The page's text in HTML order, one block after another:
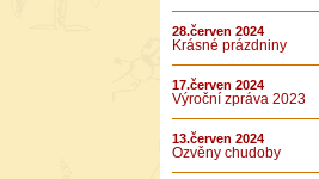
28.červen 2024
Krásné prázdniny
17.červen 2024
Výroční zpráva 2023
13.červen 2024
Ozvěny chudoby